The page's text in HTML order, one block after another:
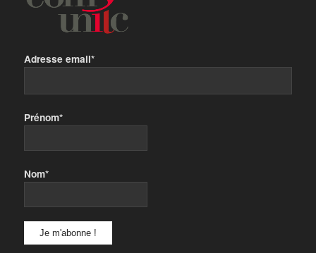
Adresse email*
Prénom*
Nom*